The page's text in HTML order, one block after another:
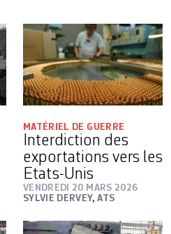
MATÉRIEL DE GUERRE
Interdiction des
exportations vers les
Etats-Unis
VENDREDI 20 MARS 2026
SYLVIE DERVEY,ATS